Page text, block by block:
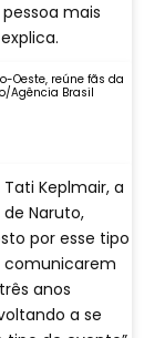
mais
Oeste, reúne fãs da
Agência Brasil
Keplmair, a
Naruto,
por esse tipo
comunicarem
anos
a se